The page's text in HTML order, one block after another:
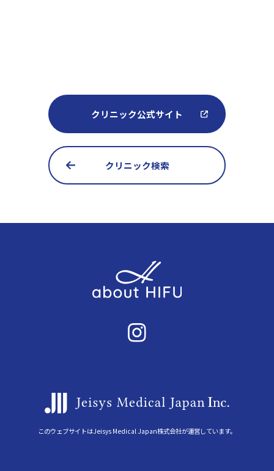
クリニック公式サイト
クリニック検索
このウェブサイトはJeisys Medical Japan株式会社が運営しています。